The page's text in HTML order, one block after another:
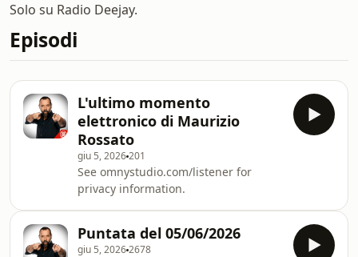
Solo su Radio Deejay.
Episodi
L'ultimo momento
elettronico di Maurizio
Rossato
giu 5, 2026201
See omnystudio.com/listener for
privacy information.
Puntata del 05/06/2026
giu 5, 20262678